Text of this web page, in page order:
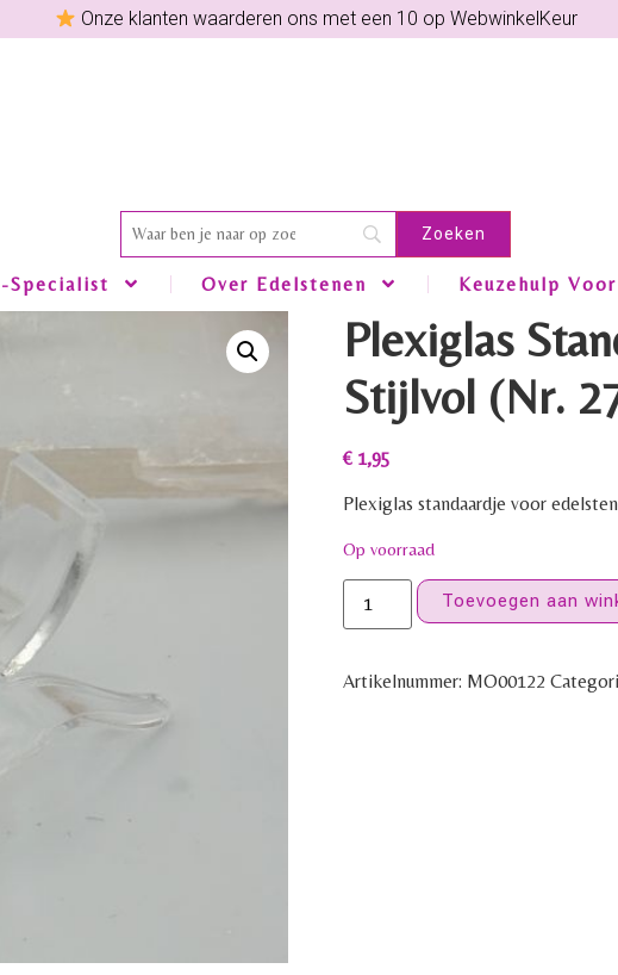
Onze klanten waarderen ons met een 10 op WebwinkelKeur
Specialist Over Edelstenen Keuzehulp
Plexiglas
Stijlvol (Nr.
€1,95
Plexiglas standaardje voor
Op voorraad
Toevoegen aan
Artikelnummer: MO00122